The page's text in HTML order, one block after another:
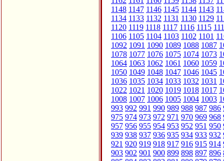
1148 1147 1146 1145 1144 1143
1134 1133 1132 1131 1130 1129
1120 1119 1118 1117 1116 1115
1106 1105 1104 1103 1102 1101
1092 1091 1090 1089 1088 1087
1078 1077 1076 1075 1074 1073
1064 1063 1062 1061 1060 1059
1050 1049 1048 1047 1046 1045
1036 1035 1034 1033 1032 1031
1022 1021 1020 1019 1018 1017
1008 1007 1006 1005 1004 1003
993 992 991 990 989 988 987 986
975 974 973 972 971 970 969 968
957 956 955 954 953 952 951 950
939 938 937 936 935 934 933 932
921 920 919 918 917 916 915 914
903 902 901 900 899 898 897 896